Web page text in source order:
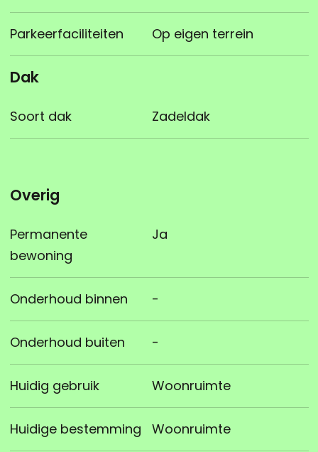
Parkeerfaciliteiten Op eigen terrein
Dak
Soort dak Zadeldak
Overig
Permanente
bewoning
Ja
Onderhoud binnen -
Onderhoud buiten -
Huidig gebruik Woonruimte
Huidige bestemming Woonruimte